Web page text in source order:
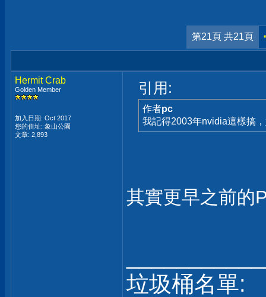
第21頁 共21頁
Hermit Crab
Golden Member
加入日期: Oct 2017
您的住址: 象山公園
文章: 2,893
引用:
作者pc
我記得2003年nvidia這樣搞
其實更早之前的
垃圾桶名單: